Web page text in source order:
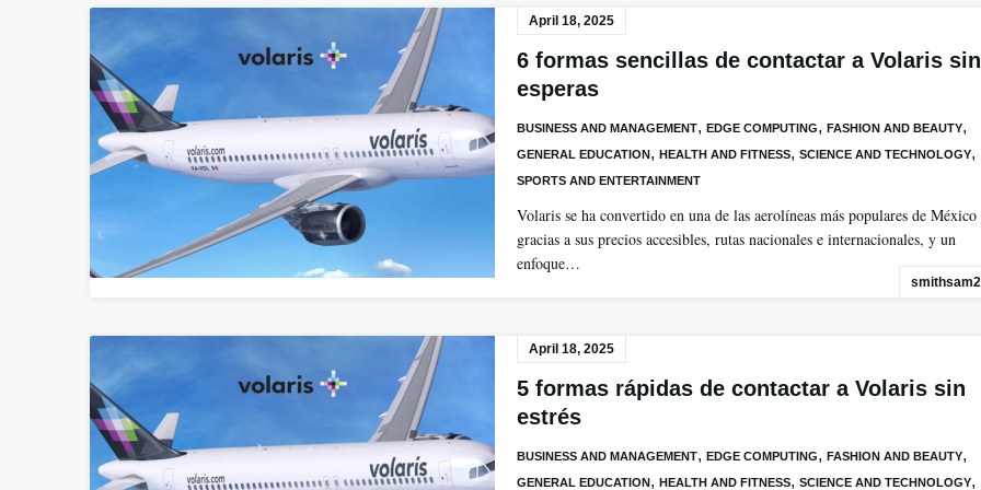
April 18, 2025
6 formas sencillas de contactar a Volaris sin
esperas
BUSINESS AND MANAGEMENT, EDGE COMPUTING, FASHION AND BEAUTY,
GENERAL EDUCATION, HEALTH AND FITNESS, SCIENCE AND TECHNOLOGY,
SPORTS AND ENTERTAINMENT
Volaris se ha convertido en una de las aerolíneas más populares de México
gracias a sus precios accesibles, rutas nacionales e internacionales, y un
enfoque…
April 18, 2025
5 formas rápidas de contactar a Volaris sin
estrés
BUSINESS AND MANAGEMENT, EDGE COMPUTING, FASHION AND BEAUTY,
GENERAL EDUCATION, HEALTH AND FITNESS, SCIENCE AND TECHNOLOGY,